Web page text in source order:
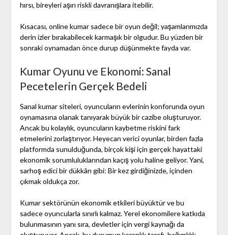
hırsı, bireyleri aşırı riskli davranışlara itebilir.
Kısacası, online kumar sadece bir oyun değil; yaşamlarımızda
derin izler bırakabilecek karmaşık bir olgudur. Bu yüzden bir
sonraki oynamadan önce durup düşünmekte fayda var.
Kumar Oyunu ve Ekonomi: Sanal
Pecetelerin Gerçek Bedeli
Sanal kumar siteleri, oyuncuların evlerinin konforunda oyun
oynamasına olanak tanıyarak büyük bir cazibe oluşturuyor.
Ancak bu kolaylık, oyuncuların kaybetme riskini fark
etmelerini zorlaştırıyor. Heyecan verici oyunlar, birden fazla
platformda sunulduğunda, birçok kişi için gerçek hayattaki
ekonomik sorumluluklarından kaçış yolu haline geliyor. Yani,
sarhoş edici bir dükkân gibi: Bir kez girdiğinizde, içinden
çıkmak oldukça zor.
Kumar sektörünün ekonomik etkileri büyüktür ve bu
sadece oyuncularla sınırlı kalmaz. Yerel ekonomilere katkıda
bulunmasının yanı sıra, devletler için vergi kaynağı da